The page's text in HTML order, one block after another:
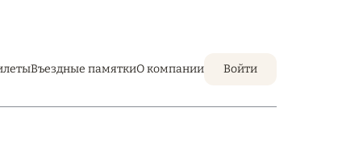
Въездные памяткиО компании Войти